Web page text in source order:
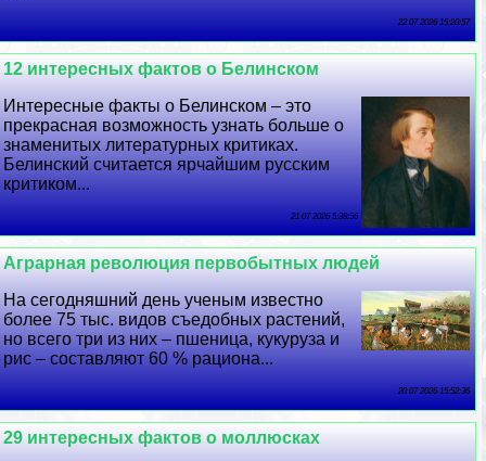
22 07 2026 15:20:57
12 интересных фактов о Белинском
Интересные факты о Белинском – это
прекрасная возможность узнать больше о
знаменитых литературных критиках.
Белинский считается ярчайшим русским
критиком...
21 07 2026 5:38:56
Аграрная революция первобытных людей
На сегодняшний день ученым известно
более 75 тыс. видов съедобных растений,
но всего три из них – пшеница, кукуруза и
рис – составляют 60 % рациона...
20 07 2026 15:52:36
29 интересных фактов о моллюсках